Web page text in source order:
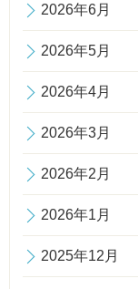
2026年6月
2026年5月
2026年4月
2026年3月
2026年2月
2026年1月
2025年12月